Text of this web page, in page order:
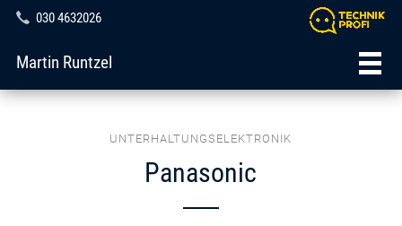
030 4632026
Martin Runtzel
UNTERHALTUNGSELEKTRONIK
Panasonic